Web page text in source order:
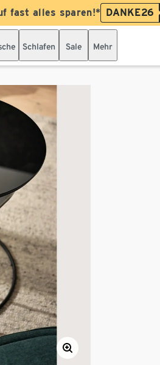
fast alles sparen!* DANKE26
Schlafen Sale Mehr